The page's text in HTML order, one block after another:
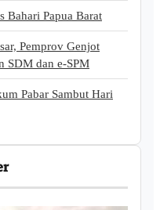
Bahari Papua Barat
Pemprov Genjot
SDM dan e-SPM
Pabar Sambut Hari